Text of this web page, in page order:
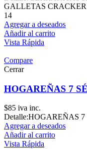
GALLETAS CRACKER
14
Agregar a deseados
Añadir al carrito
Vista Rápida
Compare
Cerrar
HOGAREÑAS 7
$85 iva inc.
Detalle:HOGAREÑAS 7
Agregar a deseados
Añadir al carrito
Vista Rápida